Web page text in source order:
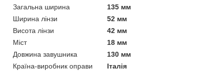
Загальна ширина
135 мм
Ширина лінзи
52 мм
Висота лінзи
42 мм
Міст
18 мм
Довжина завушника
130 мм
Країна-виробник оправи
Італія